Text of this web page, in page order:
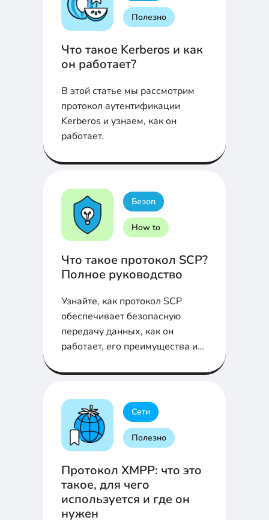
Полезно
Что такое Kerberos и как
он работает?
В этой статье мы рассмотрим
протокол аутентификации
Kerberos и узнаем, как он
работает.
Безоп
How to
Что такое протокол SCP?
Полное руководство
Узнайте, как протокол SCP
обеспечивает безопасную
передачу данных, как он
работает, его преимущества и
также рассмотрены типичные
помогут избежать проблем при
работе с SCP.
Сети
Полезно
Протокол XMPP: что это
такое, для чего
используется и где он
нужен